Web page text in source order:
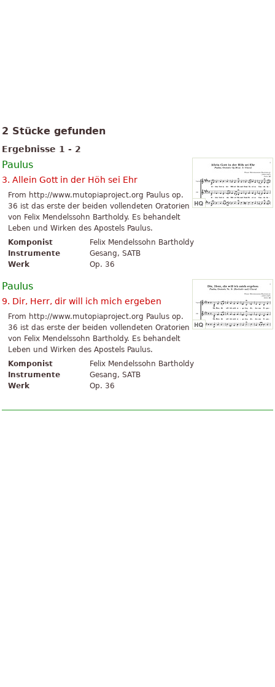
2 Stücke gefunden
Ergebnisse 1 - 2
Paulus
3. Allein Gott in der Höh sei Ehr
From http://www.mutopiaproject.org Paulus op.
36 ist das erste der beiden vollendeten Oratorien
von Felix Mendelssohn Bartholdy. Es behandelt
Leben und Wirken des Apostels Paulus.
Komponist
Felix Mendelssohn Bartholdy
Instrumente
Gesang, SATB
Werk
Op. 36
Paulus
9. Dir, Herr, dir will ich mich ergeben
From http://www.mutopiaproject.org Paulus op.
36 ist das erste der beiden vollendeten Oratorien
von Felix Mendelssohn Bartholdy. Es behandelt
Leben und Wirken des Apostels Paulus.
Komponist
Felix Mendelssohn Bartholdy
Instrumente
Gesang, SATB
Werk
Op. 36